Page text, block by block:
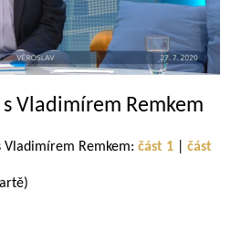
Vladimírem Remkem
Vladimírem Remkem: část 1
část